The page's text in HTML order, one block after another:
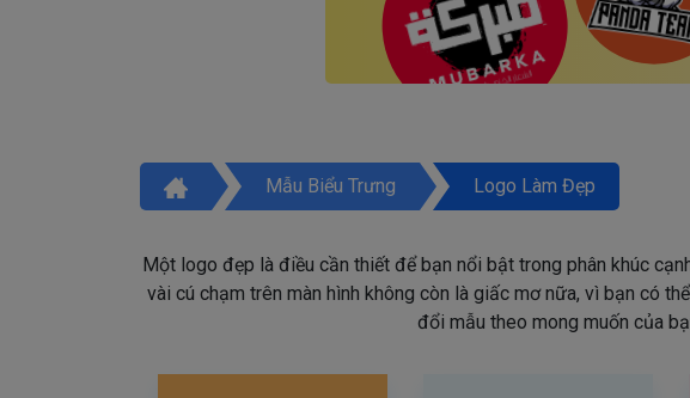
Mẫu Biểu Trưng Logo Làm Đẹp
Một logo đẹp là điều cần thiết để bạn nổi bật trong phân khúc
vài cú chạm trên màn hình không còn là giấc mơ nữa, vì bạn có
đổi mẫu theo mong muốn của